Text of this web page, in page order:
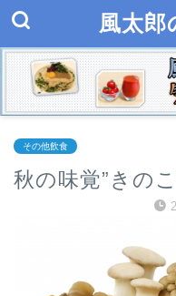
風太郎
その他飲食
秋の味覚”きの